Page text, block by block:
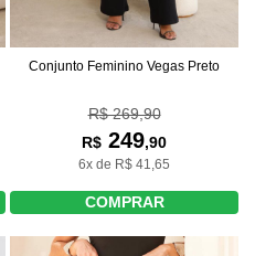
Conjunto Feminino Vegas Preto
R$ 269,90
R$ 249,90
6x de R$ 41,65
COMPRAR